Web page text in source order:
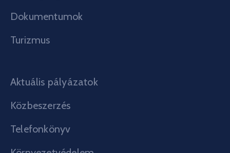
Dokumentumok
Turizmus
Aktuális pályázatok
Közbeszerzés
Telefonkönyv